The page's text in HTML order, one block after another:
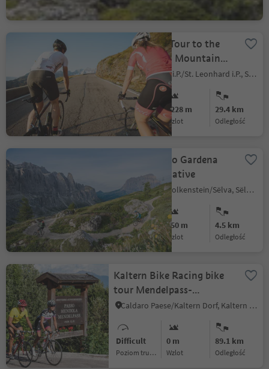
Poziom trudności Wzlot odległość
Racing Bike Tour to the
Timmelsjoch Mountain
Pass
San Leonardo i.P./St. Leonhard i.P., St.Leonhard in Passeier/San Leonardo in Passiria, Meran/Merano and environs
Difficult
Poziom trudności
2228 m
Wzlot
29.4 km
odległość
304 The Passo Gardena
circuit alternative
Selva/Sëlva/Wolkenstein/Sëlva, Sëlva/Selva di Val Gardena, Dolomites Region Val Gardena
Medium
Poziom trudności
650 m
Wzlot
4.5 km
odległość
Kaltern Bike Racing bike
tour Mendelpass-
Gampenpass
Caldaro Paese/Kaltern Dorf, Kaltern an der Weinstraße/Caldaro sulla Strada del Vino, Alto Adige Wine Road
Difficult
Poziom trudności
0 m
Wzlot
89.1 km
odległość